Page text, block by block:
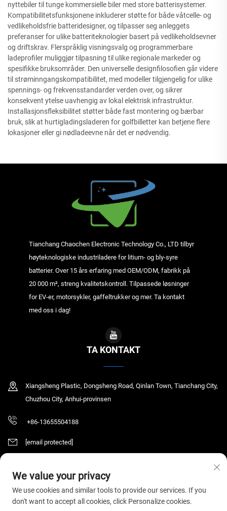
nyttebiler til tunge kommersielle biler med store batterisystemer.
Kompatibilitetsfunksjonene inkluderer støtte for både våtcelle- og
vedlikeholdsfrie batteridesigner, og tilpasser seg anleggets
preferanser for ulike batteriteknologier basert på vedlikeholdsevner
og driftskrav. Flerspråklig visningsvalg og programmerbare
ladeprofiler muliggjør tilpasning til ulike regionale markeder og
spesifikke bruksområder. Den universelle designfilosofien går videre
til strøminngangskompatibilitet, med modeller tilgjengelig for ulike
spennings- og frekvensstandarder verden over, og sikrer
konsekvent ytelse uavhengig av lokal elektrisk infrastruktur.
Installasjonsfleksibilitet støtter både fast montering og bærbar
bruk, slik at hurtigladingsladeren for golfbilletter kan betjene flere
lokasjoner eller gi nødladeevne når det er nødvendig.
Tianchang Chaochen Electronic Technology Co., LTD tilbyr
høyteknologiske industriladere for litium- og bly-syre
batterier. Over 15 års erfaring med OEM/ODM, fabrikk på
20 000 m², streng kvalitetskontroll. Tilpassede løsninger
for EV-er, motorsykler, gaffeltrukker og mer. Ta kontakt
med oss i dag!
TA KONTAKT
Xiangsheng Plastic, Dongsheng Road, Qinlan Town, Tianchang City,
Chuzhou City, Anhui-provinsen
+86-13655504188
[email protected]
Copyright © 2025 Tianchang Chaochen Electronic Technology Co., LTD. Alle
rettigheter reservert. Personvernerklæring
We value your privacy
We use cookies and similar tools to provide our services. If you
don't want to accept all cookies, click Personalize cookies.